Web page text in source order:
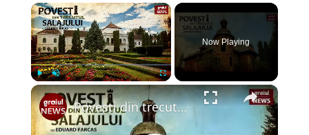
×
Play Unmute Fullscreen
Now Playing
×
Povesti din trecutul Salajului Episodul 1